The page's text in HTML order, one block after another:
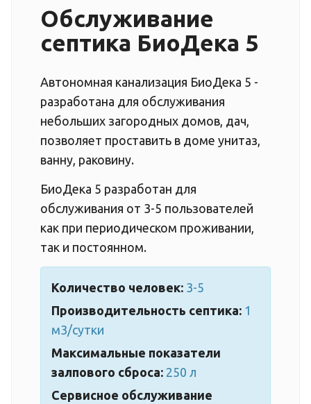
Обслуживание
септика БиоДека 5
Автономная канализация БиоДека 5 -
разработана для обслуживания
небольших загородных домов, дач,
позволяет проставить в доме унитаз,
ванну, раковину.
БиоДека 5 разработан для
обслуживания от 3-5 пользователей
как при периодическом проживании,
так и постоянном.
Количество человек: 3-5
Производительность септика: 1
м3/сутки
Максимальные показатели
залпового сброса: 250 л
Сервисное обслуживание